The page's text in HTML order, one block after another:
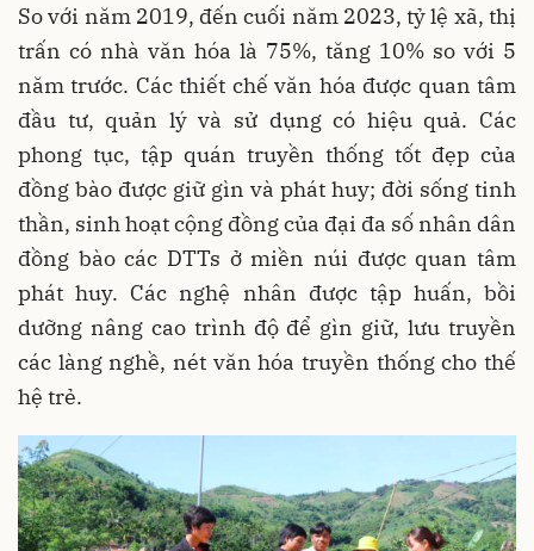
So với năm 2019, đến cuối năm 2023, tỷ lệ xã, thị
trấn có nhà văn hóa là 75%, tăng 10% so với 5
năm trước. Các thiết chế văn hóa được quan tâm
đầu tư, quản lý và sử dụng có hiệu quả. Các
phong tục, tập quán truyền thống tốt đẹp của
đồng bào được giữ gìn và phát huy; đời sống tinh
thần, sinh hoạt cộng đồng của đại đa số nhân dân
đồng bào các DTTs ở miền núi được quan tâm
phát huy. Các nghệ nhân được tập huấn, bồi
dưỡng nâng cao trình độ để gìn giữ, lưu truyền
các làng nghề, nét văn hóa truyền thống cho thế
hệ trẻ.